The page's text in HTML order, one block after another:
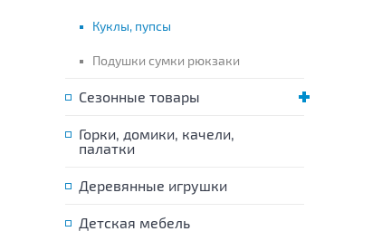
Куклы, пупсы
Подушки сумки рюкзаки
Сезонные товары
Горки, домики, качели,
палатки
Деревянные игрушки
Детская мебель